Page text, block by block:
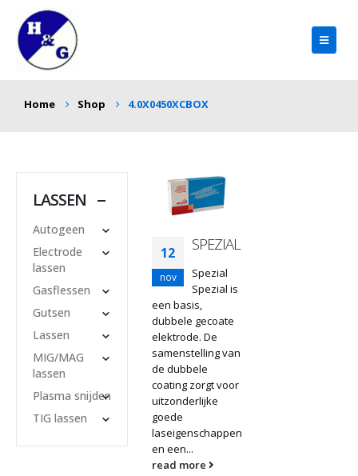
Home Shop 4.0X0450XCBOX
12
nov
SPEZIAL
Spezial
Spezial is
een basis,
dubbele gecoate
elektrode. De
samenstelling van
de dubbele
coating zorgt voor
uitzonderlijke
goede
laseigenschappen
en een...
read more
LASSEN
Autogeen
Electrode
lassen
Gasflessen
Gutsen
Lassen
MIG/MAG
lassen
Plasma snijden
TIG lassen